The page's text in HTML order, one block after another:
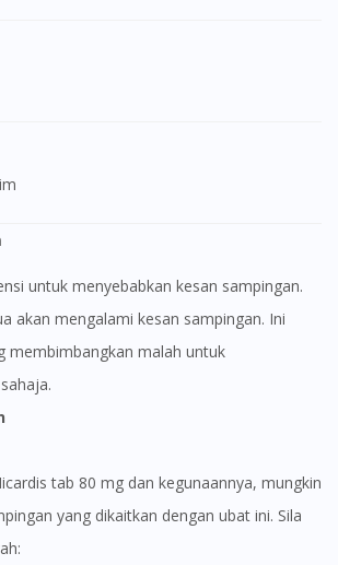
untuk menyebabkan kesan sampingan.
akan mengalami kesan sampingan. Ini
membimbangkan malah untuk
yang dikaitkan dengan ubat ini. Sila